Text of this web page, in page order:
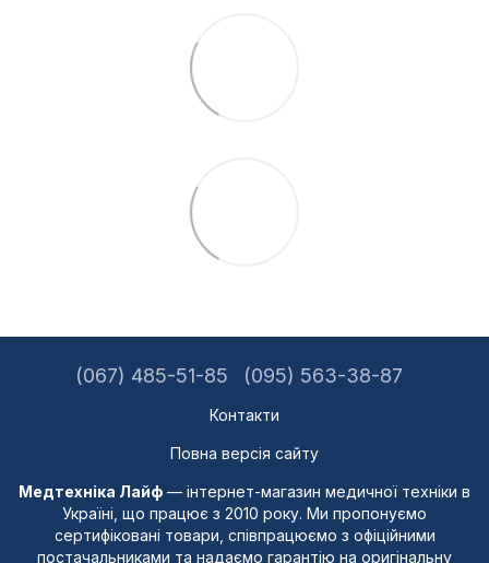
(067) 485-51-85 (095) 563-38-87
Контакти
Повна версія сайту
Медтехніка Лайф — інтернет-магазин медичної техніки в
Україні, що працює з 2010 року. Ми пропонуємо
сертифіковані товари, співпрацюємо з офіційними
постачальниками та надаємо гарантію на оригінальну